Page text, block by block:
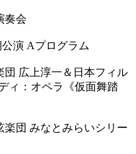
奏会
演 Aプログラム
団 広上淳一＆日本フィル
ィ：オペラ《仮面舞踏
団 みなとみらいシリー